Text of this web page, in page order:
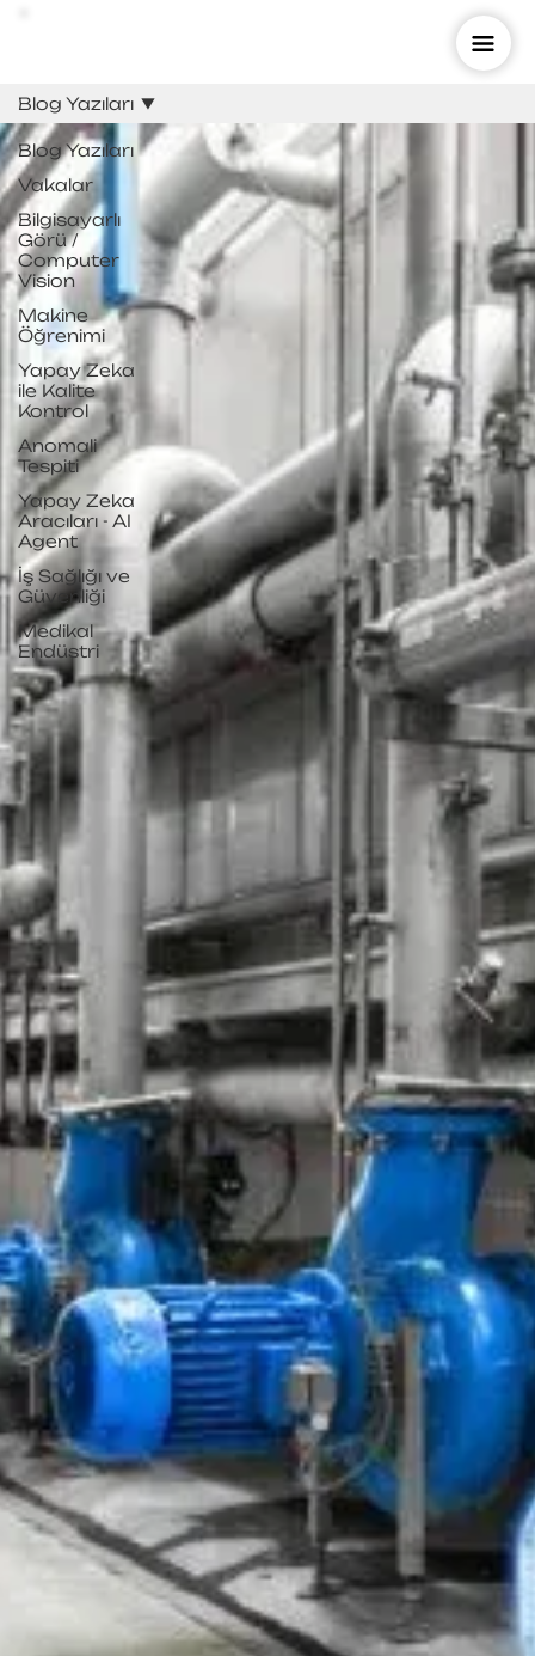
Blog Yazıları
Vakalar
Bilgisayarlı
Görü /
Computer
Vision
Makine
Öğrenimi
Yapay Zeka
ile Kalite
Kontrol
Anomali
Tespiti
Yapay Zeka
Aracıları - AI
Agent
İş Sağlığı ve
Güvenliği
Medikal
Endüstri
Blog Yazıları